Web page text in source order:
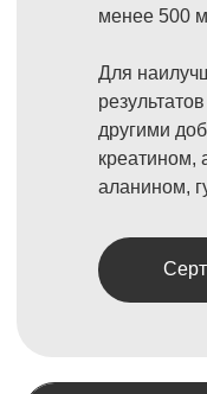
менее 500
Для
другими
креатином,
аланином,